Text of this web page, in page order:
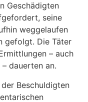
Geschädigten
seine
weggelaufen
gefolgt. Die Täter
– auch
dauerten an.
Beschuldigten